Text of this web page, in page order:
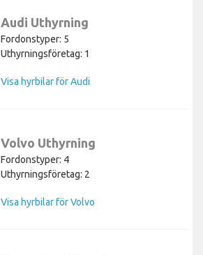
Audi Uthyrning
Fordonstyper: 5
Uthyrningsföretag: 1
Visa hyrbilar för Audi
Volvo Uthyrning
Fordonstyper: 4
Uthyrningsföretag: 2
Visa hyrbilar för Volvo